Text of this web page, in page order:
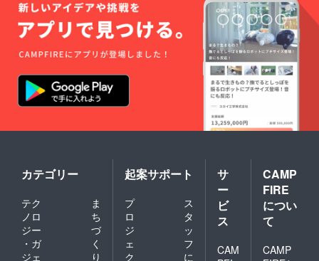
カテゴリー
テク
ノロ
ジー
・ガ
ジェ
ま
ち
づ
く
り
起案サポート
プ
ロ
ジ
ェ
ク
ス
タ
ッ
フ
に
サ
ー
ビ
ス
CAM
CAMP
FIRE
につい
て
CAMP